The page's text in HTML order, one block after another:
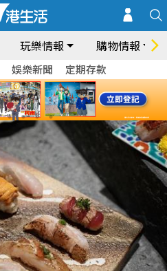
玩樂情報 購物情報
娛樂新聞 定期存款